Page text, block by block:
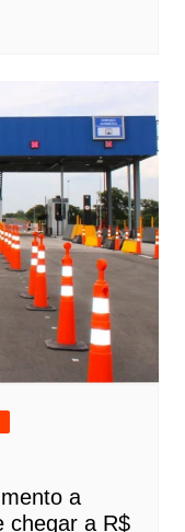
a
chegar a R$